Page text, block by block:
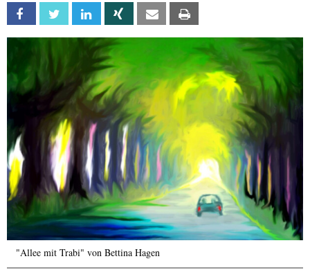
Facebook Twitter Linkedin Xing Email
"Allee mit Trabi" von Bettina Hagen